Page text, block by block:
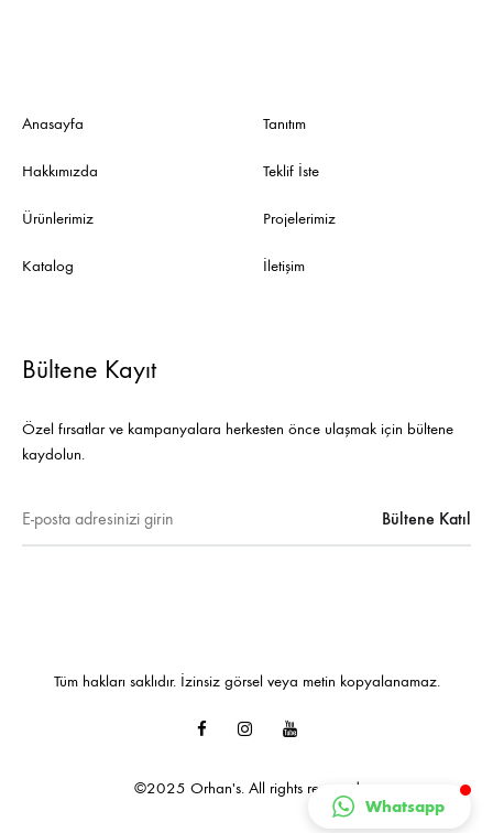
Anasayfa
Hakkımızda
Ürünlerimiz
Katalog
Tanıtım
Teklif İste
Projelerimiz
İletişim
Bültene Kayıt
Özel fırsatlar ve kampanyalara herkesten önce ulaşmak için bültene
kaydolun.
FacebookInstagramYoutube
©2025 Orhan's. All rights reserved
Tüm hakları saklıdır. İzinsiz görsel veya metin kopyalanamaz.
Whatsapp